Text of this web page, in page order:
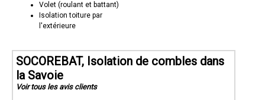
Volet (roulant et battant)
Isolation toiture par
l'extérieure
SOCOREBAT, Isolation de combles dans
la Savoie
Voir tous les avis clients